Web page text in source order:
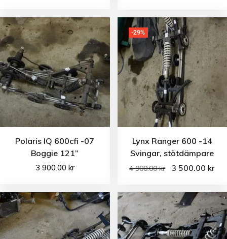
Polaris IQ 600cfi -07
Boggie 121”
3 900.00 kr
-29%
Lynx Ranger 600 -14
Svingar, stötdämpare
4 900.00kr 3 500.00 kr